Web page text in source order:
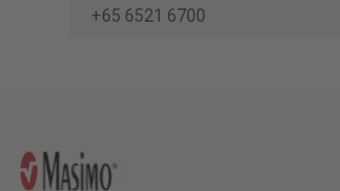
+65 6521 6700